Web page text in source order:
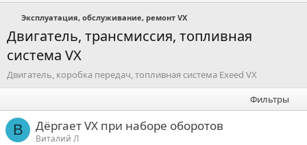
Эксплуатация, обслуживание, ремонт VX
Двигатель, трансмиссия, топливная
система VX
Двигатель, коробка передач, топливная система Exeed VX
Фильтры
В Дёргает VX при наборе оборотов
Виталий Л